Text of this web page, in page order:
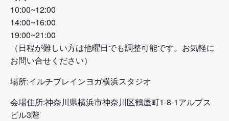
10:00~12:00
14:00~16:00
19:00~21:00
（日程が難しい方は他曜日でも調整可能です。お気軽に
お問い合せください）
場所:イルチブレインヨガ横浜スタジオ
会場住所:神奈川県横浜市神奈川区鶴屋町1-8-1アルプス
ビル3階